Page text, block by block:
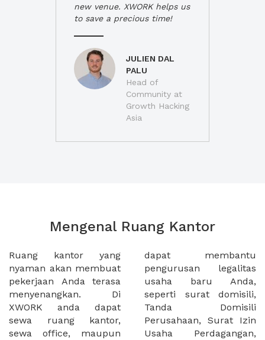
new venue. XWORK helps us
to save a precious time!
JULIEN DAL
PALU
Head of
Community at
Growth Hacking
Asia
Mengenal Ruang Kantor
Ruang kantor yang
nyaman akan membuat
pekerjaan Anda terasa
menyenangkan. Di
XWORK anda dapat
sewa ruang kantor,
sewa office, maupun
dapat membantu
pengurusan legalitas
usaha baru Anda,
seperti surat domisili,
Tanda Domisili
Perusahaan, Surat Izin
Usaha Perdagangan,